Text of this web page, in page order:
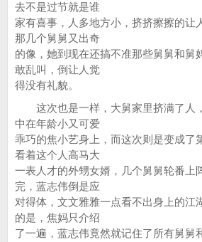
去不是过节就是谁
家有喜事，人多地方小，挤挤擦擦的让
那几个舅舅又出奇
的像，她到现在还搞不准那些舅舅和舅
敢乱叫，倒让人觉
得没有礼貌。
这次也是一样，大舅家里挤满了人
中在年龄小又可爱
乖巧的焦小艺身上，而这次则是变成了
看着这个人高马大
一表人才的外甥女婿，几个舅舅轮番上
完，蓝志伟倒是应
对得体，文文雅雅一点看不出身上的江
的是，焦妈只介绍
了一遍，蓝志伟竟然就记住了所有舅舅